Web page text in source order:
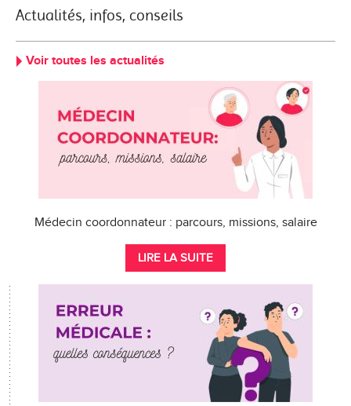
Actualités, infos, conseils
Voir toutes les actualités
Médecin coordonnateur : parcours, missions, salaire
LIRE LA SUITE